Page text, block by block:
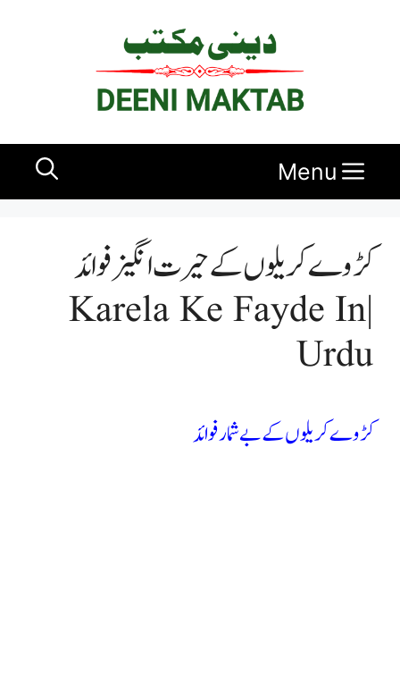
Menu
کڑوے کریلوں کے حیرت انگیز فوائد
| Karela Ke Fayde In
Urdu
کڑوے کریلوں کے بے شمار فوائد